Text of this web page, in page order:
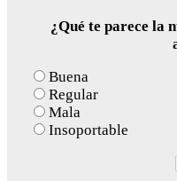
¿Qué te parece la
Buena
Regular
Mala
Insoportable